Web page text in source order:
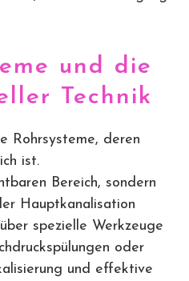
und die
Technik
Rohrsysteme, deren
ist.
Bereich, sondern
Hauptkanalisation
spezielle Werkzeuge
oder
und effektive